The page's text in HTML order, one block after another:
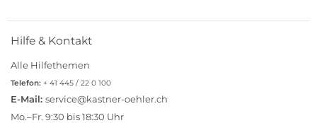
Hilfe & Kontakt
Alle Hilfethemen
Telefon: + 41 445 / 22 0 100
E-Mail: service@kastner-oehler.ch
Mo.–Fr. 9:30 bis 18:30 Uhr